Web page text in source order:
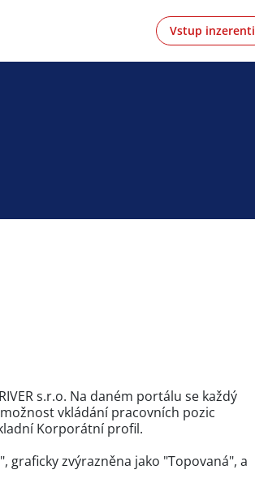
Vstup inzerenti
s.r.o. Na daném portálu se každý
vkládání pracovních pozic
Korporátní profil.
zvýrazněna jako "Topovaná", a